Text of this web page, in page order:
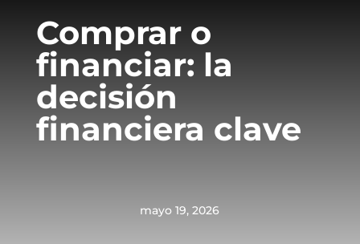
Comprar o
financiar: la
decisión
financiera clave
mayo 19, 2026